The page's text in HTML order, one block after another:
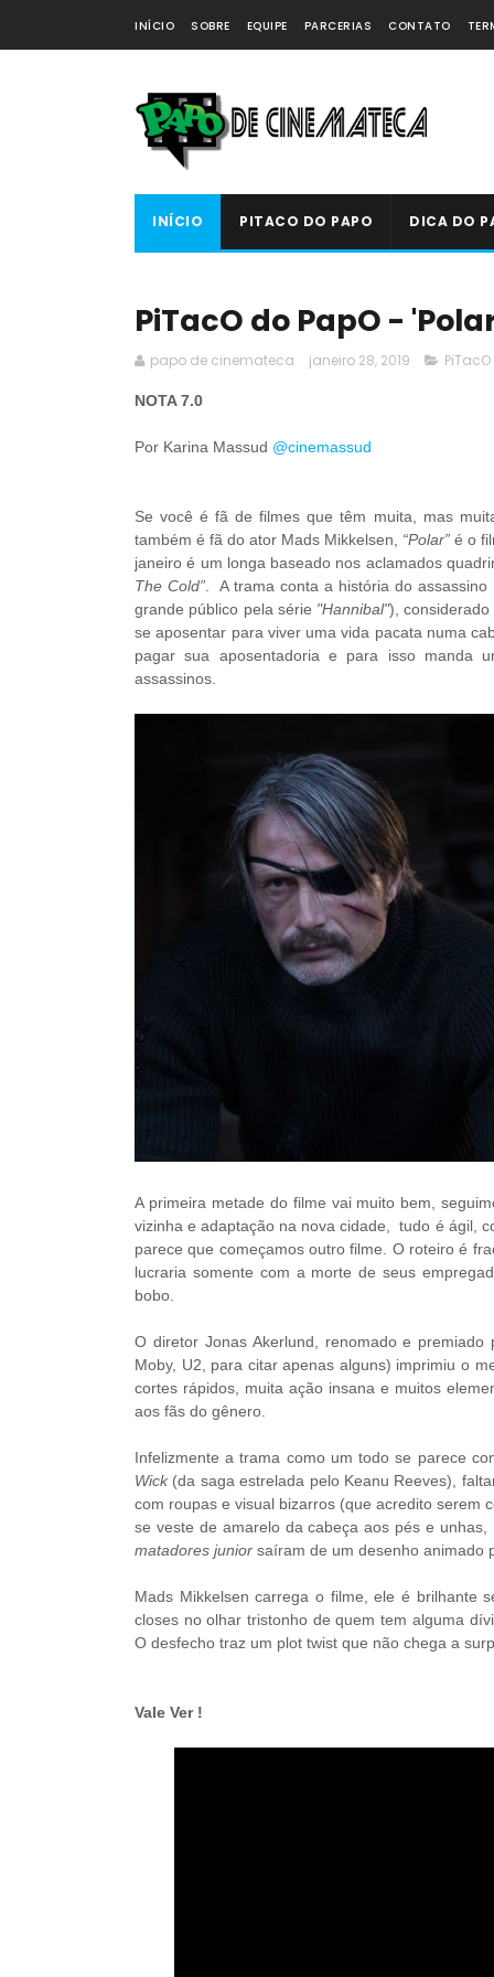
INÍCIO SOBRE EQUIPE PARCERIAS CONTATO
INÍCIO PITACO DO PAPO DICA DO
PiTacO do PapO -
papo de cinemateca janeiro 28, 2019
NOTA 7.0
Por Karina Massud @cinemassud
Se você é fã de filmes que têm muita, mas
também é fã do ator Mads Mikkelsen,
“Polar”é o
janeiro é um longa baseado nos aclamados
The Cold”. A trama conta a história do assassino
grande público pela série "Hannibal"),
se aposentar para viver uma vida pacata numa
pagar sua aposentadoria e para isso manda
assassinos.
A primeira metade do filme vai muito bem,
vizinha e adaptação na nova cidade, tudo é ágil,
parece que começamos outro filme. O roteiro é
lucraria somente com a morte de seus
bobo.
O diretor Jonas Akerlund, renomado e
Moby, U2, para citar apenas alguns) imprimiu o
cortes rápidos, muita ação insana e muitos
aos fãs do gênero.
Infelizmente a trama como um todo se parece
Wick(da saga estrelada pelo Keanu Reeves),
com roupas e visual bizarros (que acredito serem
se veste de amarelo da cabeça aos pés e
matadores junior saíram de um desenho animado
Mads Mikkelsen carrega o filme, ele é brilhante
closes no olhar tristonho de quem tem alguma
O desfecho traz um plot twist que não chega a
Vale Ver !